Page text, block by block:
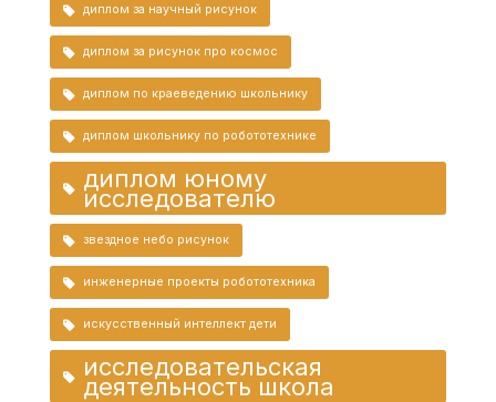
диплом за научный рисунок
диплом за рисунок про космос
диплом по краеведению школьнику
диплом школьнику по робототехнике
диплом юному
исследователю
звездное небо рисунок
инженерные проекты робототехника
искусственный интеллект дети
исследовательская
деятельность школа